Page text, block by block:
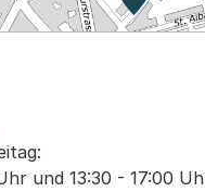
Zur
und 13:30 - 17:00